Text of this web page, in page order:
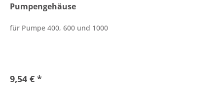
Pumpengehäuse
für Pumpe 400, 600 und 1000
9,54 € *